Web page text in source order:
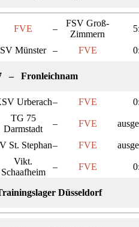
FVE –
FSV Groß-
Zimmern
SV Münster – FVE
– Fronleichnam
Urberach– FVE
TG 75
Darmstadt
– FVE
St. Stephan– FVE
Vikt.
Schaafheim
– FVE
Düsseldorf